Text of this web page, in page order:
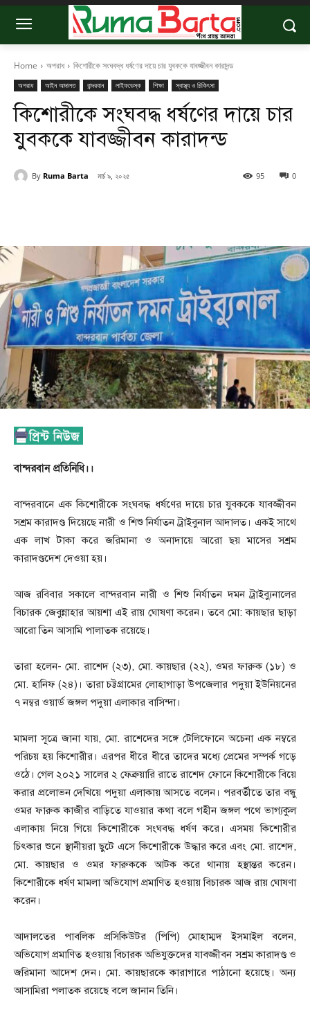
Home অপরাধ কিশোরীকে সংঘবদ্ধ ধর্ষণের দায়ে চার যুবককে যাবজ্জীবন কারাদন্ড
অপরাধ আইন আদালত বান্দরবান লাইফডেস্ক শিক্ষা স্বাস্থ্য ও চিকিৎসা
কিশোরীকে সংঘবদ্ধ ধর্ষণের দায়ে চার
যুবককে যাবজ্জীবন কারাদন্ড
By Ruma Barta মার্চ ৯, ২০২৫ 0
95
বান্দরবান প্রতিনিধি।।
বান্দরবানে এক কিশোরীকে সংঘবদ্ধ ধর্ষণের দায়ে চার যুবককে যাবজ্জীবন
সশ্রম কারাদণ্ড দিয়েছে নারী ও শিশু নির্যাতন ট্রাইবুনাল আদালত। একই সাথে
এক লাখ টাকা করে জরিমানা ও অনাদায়ে আরো ছয় মাসের সশ্রম
কারাদণ্ডদেশ দেওয়া হয়।
আজ রবিবার সকালে বান্দরবান নারী ও শিশু নির্যাতন দমন ট্রাইব্যুনালের
বিচারক জেবুন্নাহার আয়শা এই রায় ঘোষণা করেন। তবে মো: কায়ছার ছাড়া
আরো তিন আসামি পালাতক রয়েছে।
তারা হলেন- মো. রাশেদ (২৩), মো. কায়ছার (২২), ওমর ফারুক (১৮) ও
মো. হানিফ (২৪)। তারা চট্টগ্রামের লোহাগাড়া উপজেলার পদুয়া ইউনিয়নের
৭ নম্বর ওয়ার্ড জঙ্গল পদুয়া এলাকার বাসিন্দা।
মামলা সূত্রে জানা যায়, মো. রাশেদের সঙ্গে টেলিফোনে অচেনা এক নম্বরে
পরিচয় হয় কিশোরীর। এরপর ধীরে ধীরে তাদের মধ্যে প্রেমের সম্পর্ক গড়ে
ওঠে। গেল ২০২১ সালের ২ ফেব্রুয়ারি রাতে রাশেদ ফোনে কিশোরীকে বিয়ে
করার প্রলোভন দেখিয়ে পদুয়া এলাকায় আসতে বলেন। পরবর্তীতে তার বন্ধু
ওমর ফারুক কাজীর বাড়িতে যাওয়ার কথা বলে গহীন জঙ্গল পথে ভাগ্যকুল
এলাকায় নিয়ে গিয়ে কিশোরীকে সংঘবদ্ধ ধর্ষণ করে। এসময় কিশোরীর
চিৎকার শুনে স্থানীয়রা ছুটে এসে কিশোরীকে উদ্ধার করে এবং মো. রাশেদ,
মো. কায়ছার ও ওমর ফারুককে আটক করে থানায় হস্থান্তর করেন।
কিশোরীকে ধর্ষণ মামলা অভিযোগ প্রমাণিত হওয়ায় বিচারক আজ রায় ঘোষণা
করেন।
আদালতের পাবলিক প্রসিকিউটর (পিপি) মোহাম্মদ ইসমাইল বলেন,
অভিযোগ প্রমাণিত হওয়ায় বিচারক অভিযুক্তদের যাবজ্জীবন সশ্রম কারাদণ্ড ও
জরিমানা আদেশ দেন। মো. কায়ছারকে কারাগারে পাঠানো হয়েছে। অন্য
আসামিরা পলাতক রয়েছে বলে জানান তিনি।